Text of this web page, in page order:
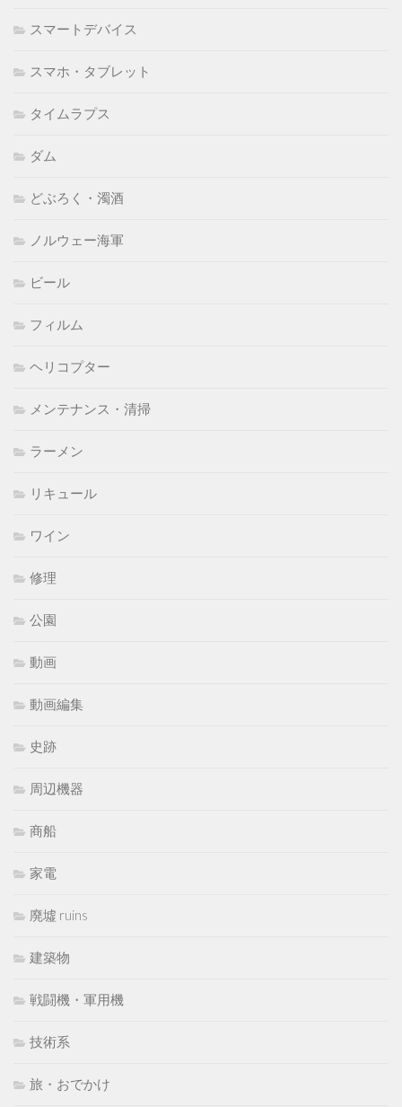
スマートデバイス
スマホ・タブレット
タイムラプス
ダム
どぶろく・濁酒
ノルウェー海軍
ビール
フィルム
ヘリコプター
メンテナンス・清掃
ラーメン
リキュール
ワイン
修理
公園
動画
動画編集
史跡
周辺機器
商船
家電
廃墟 ruins
建築物
戦闘機・軍用機
技術系
旅・おでかけ